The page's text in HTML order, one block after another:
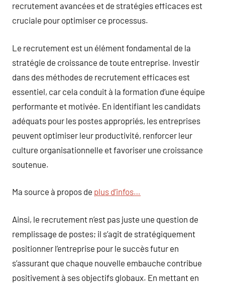
recrutement avancées et de stratégies efficaces est
cruciale pour optimiser ce processus.
Le recrutement est un élément fondamental de la
stratégie de croissance de toute entreprise. Investir
dans des méthodes de recrutement efficaces est
essentiel, car cela conduit à la formation d’une équipe
performante et motivée. En identifiant les candidats
adéquats pour les postes appropriés, les entreprises
peuvent optimiser leur productivité, renforcer leur
culture organisationnelle et favoriser une croissance
soutenue.
Ma source à propos de plus d’infos…
Ainsi, le recrutement n’est pas juste une question de
remplissage de postes; il s’agit de stratégiquement
positionner l’entreprise pour le succès futur en
s’assurant que chaque nouvelle embauche contribue
positivement à ses objectifs globaux. En mettant en